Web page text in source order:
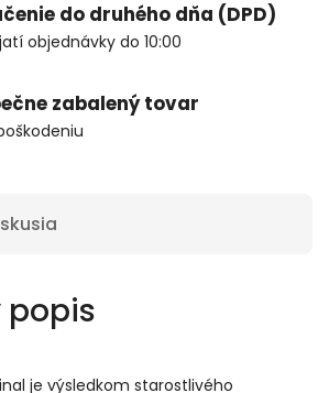
do druhého dňa (DPD)
objednávky do 10:00
zabalený tovar
popis
je výsledkom starostlivého